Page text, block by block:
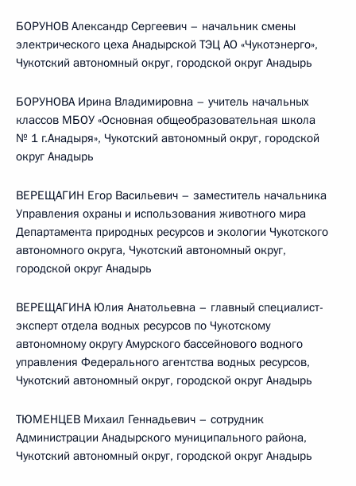
БОРУНОВ Александр Сергеевич – начальник смены
электрического цеха Анадырской ТЭЦ АО «Чукотэнерго»,
Чукотский автономный округ, городской округ Анадырь
БОРУНОВА Ирина Владимировна – учитель начальных
классов МБОУ «Основная общеобразовательная школа
№ 1 г.Анадыря», Чукотский автономный округ, городской
округ Анадырь
ВЕРЕЩАГИН Егор Васильевич – заместитель начальника
Управления охраны и использования животного мира
Департамента природных ресурсов и экологии Чукотского
автономного округа, Чукотский автономный округ,
городской округ Анадырь
ВЕРЕЩАГИНА Юлия Анатольевна – главный специалист-
эксперт отдела водных ресурсов по Чукотскому
автономному округу Амурского бассейнового водного
управления Федерального агентства водных ресурсов,
Чукотский автономный округ, городской округ Анадырь
ТЮМЕНЦЕВ Михаил Геннадьевич – сотрудник
Администрации Анадырского муниципального района,
Чукотский автономный округ, городской округ Анадырь